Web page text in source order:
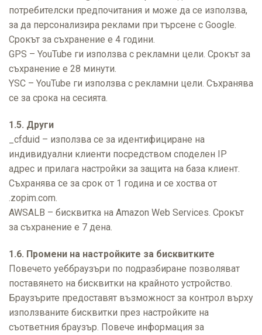
потребителски предпочитания и може да се използва,
за да персонализира реклами при търсене с Google.
Срокът за съхранение е 4 години.
GPS – YouTube ги използва с рекламни цели. Срокът за
съхранение е 28 минути.
YSC – YouTube ги използва с рекламни цели. Съхранява
се за срока на сесията.
1.5. Други
_cfduid – използва се за идентифициране на
индивидуални клиенти посредством споделен IP
адрес и прилага настройки за защита на база клиент.
Съхранява се за срок от 1 година и се хоства от
.zopim.com.
AWSALB – бисквитка на Amazon Web Services. Срокът
за съхранение е 7 дена.
1.6. Промени на настройките за бисквитките
Повечето уеббраузъри по подразбиране позволяват
поставянето на бисквитки на крайното устройство.
Браузърите предоставят възможност за контрол върху
използваните бисквитки през настройките на
съответния браузър. Повече информация за